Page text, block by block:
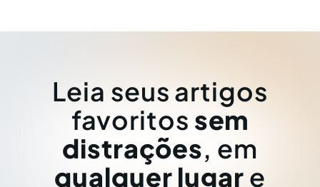
Leia seus artigos
favoritos sem
distrações, em
qualquer lugar e